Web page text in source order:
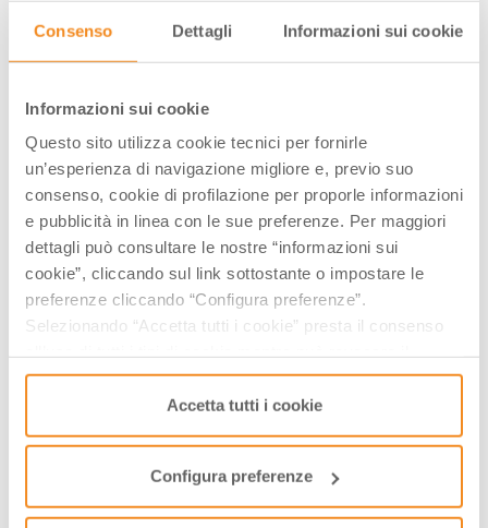
Consenso Dettagli Informazioni sui cookie
Informazioni sui cookie
Questo sito utilizza cookie tecnici per fornirle
un’esperienza di navigazione migliore e, previo suo
consenso, cookie di profilazione per proporle informazioni
e pubblicità in linea con le sue preferenze. Per maggiori
dettagli può consultare le nostre “informazioni sui
cookie”, cliccando sul link sottostante o impostare le
preferenze cliccando “Configura preferenze”.
Selezionando “Accetta tutti i cookie” presta il consenso
consenso cliccando su “Usa solo i cookie necessari” e
saranno attivati i soli cookie tecnici necessari al corretto
funzionamento del sito.
Accetta tutti i cookie
Configura preferenze